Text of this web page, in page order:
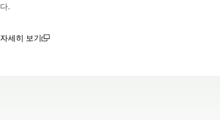
다.
자세히 보기